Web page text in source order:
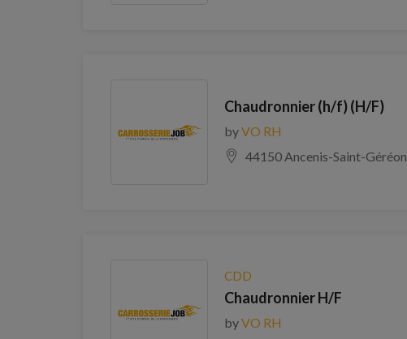
Chaudronnier (h/f) (H/F)
byVO RH
44150 Ancenis-Saint-Géréon
CDD
Chaudronnier H/F
byVO RH